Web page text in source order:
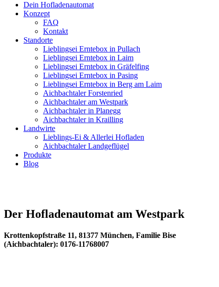
Dein Hofladenautomat
Konzept
FAQ
Kontakt
Standorte
Lieblingsei Erntebox in Pullach
Lieblingsei Erntebox in Laim
Lieblingsei Erntebox in Gräfelfing
Lieblingsei Erntebox in Pasing
Lieblingsei Erntebox in Berg am Laim
Aichbachtaler Forstenried
Aichbachtaler am Westpark
Aichbachtaler in Planegg
Aichbachtaler in Krailling
Landwirte
Lieblings-Ei & Allerlei Hofladen
Aichbachtaler Landgeflügel
Produkte
Blog
Der Hofladenautomat am Westpark
Krottenkopfstraße 11, 81377 München, Familie Bise
(Aichbachtaler): 0176-11768007